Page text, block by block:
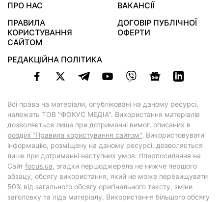
ПРО НАС
ВАКАНСІЇ
ПРАВИЛА
КОРИСТУВАННЯ
САЙТОМ
ДОГОВІР ПУБЛІЧНОЇ
ОФЕРТИ
РЕДАКЦІЙНА ПОЛІТИКА
Всі права на матеріали, опубліковані на даному ресурсі,
належать ТОВ "ФОКУС МЕДІА". Використання матеріалів
дозволяється лише при дотриманні вимог, описаних в
розділі "Правила користування сайтом". Використовувати
інформацію, розміщену на даному ресурсі, дозволяється
лише при дотриманні наступних умов: гіперпосилання на
Cайт focus.ua, згадки першоджерела не нижче першого
абзацу, обсягу використання, який не може перевищувати
50% від загального обсягу оригінального тексту, зміни
заголовку та ліда матеріалу. Використання більшого обсягу